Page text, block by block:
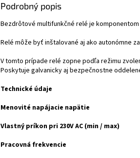
Podrobný popis
Bezdrôtové multifunkčné relé je komponentom
Relé môže byť inštalované aj ako autonómne
V tomto prípade relé zopne podľa režimu
Poskytuje galvanicky aj bezpečnostne
Technické údaje
Menovité napájacie napätie
Vlastný príkon pri 230V AC (min / max)
Pracovná frekvencie